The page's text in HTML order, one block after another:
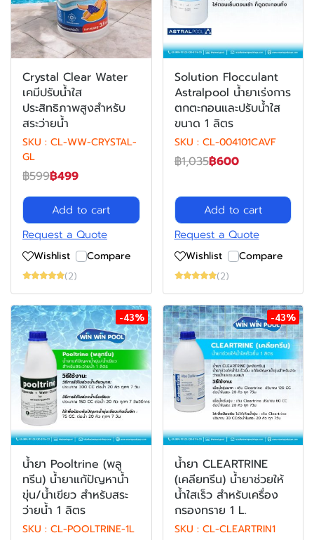
Crystal Clear Water
เคมีปรับน้ำใส
ประสิทธิภาพสูงสำหรับ
สระว่ายน้ำ
SKU : CL-WW-CRYSTAL-
GL
฿599฿499
Add to cart
Request a Quote
Wishlist Compare
(2)
Solution Flocculant
Astralpool น้ำยาเร่งการ
ตกตะกอนและปรับน้ำใส
ขนาด 1 ลิตร
SKU : CL-004101CAVF
฿1,035฿600
Add to cart
Request a Quote
Wishlist Compare
(2)
-43%
น้ำยา Pooltrine (พลู
ทรีน) น้ำยาแก้ปัญหาน้ำ
ขุ่น/น้ำเขียว สำหรับสระ
ว่ายน้ำ 1 ลิตร
SKU : CL-POOLTRINE-1L
-43%
น้ำยา CLEARTRINE
(เคลียทรีน) น้ำยาช่วยให้
น้ำใสเร็ว สำหรับเครื่อง
กรองทราย 1 L.
SKU : CL-CLEARTRIN1